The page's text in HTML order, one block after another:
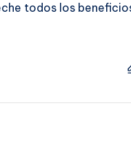
todos los